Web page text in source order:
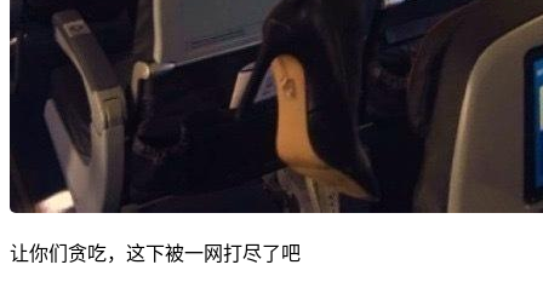
让你们贪吃，这下被一网打尽了吧